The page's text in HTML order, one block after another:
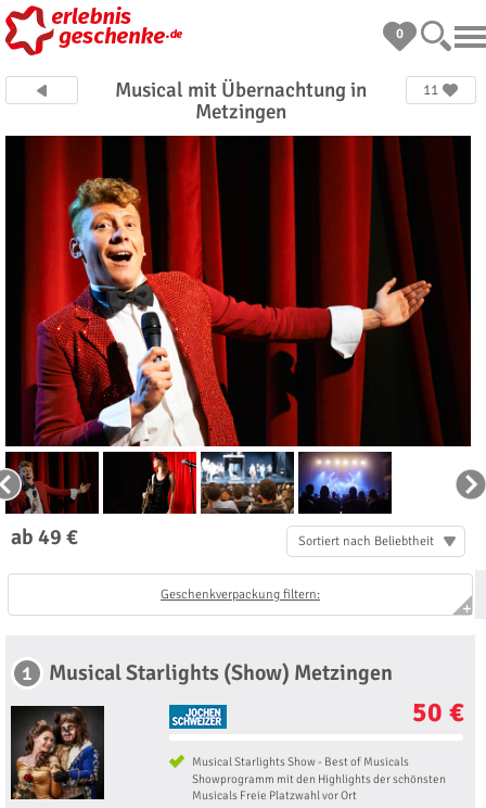
0
Musical mit Übernachtung in
Metzingen
11
ab 49 € Sortiert nach Beliebtheit
Geschenkverpackung filtern:
1 Musical Starlights (Show) Metzingen
50 €
Musical Starlights Show - Best of Musicals
Showprogramm mit den Highlights der schönsten
Musicals Freie Platzwahl vor Ort